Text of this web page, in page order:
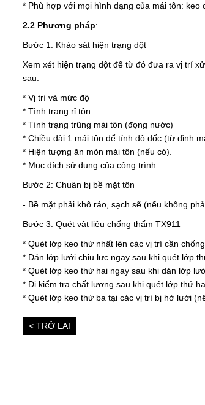
* Phù hợp với mọi hình dạng của mái tôn: keo
2.2 Phương pháp:
Bước 1: Khảo sát hiện trạng dột
Xem xét hiện trạng dột để từ đó đưa ra vị trí
sau:
* Vị trì và mức độ
* Tình trạng rỉ tôn
* Tình trạng trũng mái tôn (đọng nước)
* Chiều dài 1 mái tôn để tính độ dốc (từ đỉnh
* Hiện tượng ăn mòn mái tôn (nếu có).
* Mục đích sử dụng của công trình.
Bước 2: Chuân bị bề mặt tôn
- Bề mặt phải khô ráo, sạch sẽ (nếu không
Bước 3: Quét vật liệu chống thấm TX911
* Quét lớp keo thứ nhất lên các vị trí cần chống
* Dán lớp lưới chịu lực ngay sau khi quét lớp
* Quét lớp keo thứ hai ngay sau khi dán lớp
* Đi kiểm tra chất lượng sau khi quét lớp thứ
* Quét lớp keo thứ ba tại các vị trí bị hở lưới
< TRỞ LẠI